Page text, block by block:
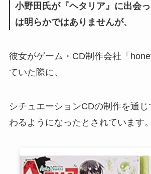
小野田氏が『ヘタリア』に出会
は明らかではありませんが、
彼女がゲーム・CD制作会社「
ていた際に、
シチュエーションCDの制作を通
わるようになったとされています。